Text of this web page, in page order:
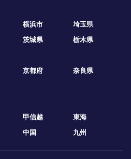
横浜市
埼玉県
茨城県 栃木県
京都府
奈良県
甲信越
東海
中国 九州